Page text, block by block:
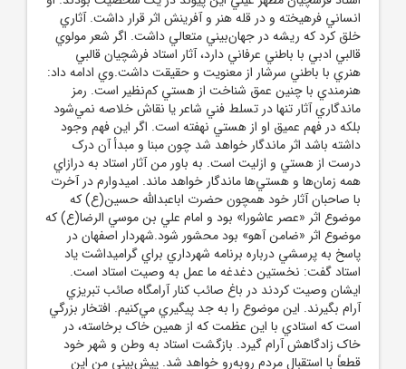
انساني فرهيخته و در قله هنر و آفرينش اثر قرار داشت. آثاري
خلق کرد که ريشه در جهان‌بيني متعالي داشت. اگر شعر مولوي
قالبي ادبي با باطني عرفاني دارد، آثار استاد فرشچيان قالبي
هنري با باطني سرشار از معنويت و حقيقت داشت.وي ادامه داد:
هنرمندي با چنين عمق شناخت از هستي کم‌نظير است. رمز
ماندگاري آثار تنها در تسلط فني شاعر يا نقاش خلاصه نمي‌شود
بلکه در فهم عميق او از هستي نهفته است. اگر اين فهم وجود
داشته باشد اثر ماندگار خواهد شد چون مبنا و مبدأ آن درک
درست از هستي و ازليت است. به باور من آثار استاد به درازاي
همه زمان‌ها و هستي‌ها ماندگار خواهد ماند. اميدوارم در آخرت
با صاحبان آثار خود همچون حضرت اباعبدالله حسين(ع) که
موضوع اثر «عصر عاشورا» بود و امام علي بن موسي الرضا(ع) که
موضوع اثر «ضامن آهو» بود محشور شود.شهردار اصفهان در
پاسخ به پرسشي درباره برنامه شهرداري براي گراميداشت ياد
استاد گفت: نخستين دغدغه ما عمل به وصيت استاد است.
ايشان وصيت کردند در باغ صائب کنار آرامگاه صائب تبريزي
آرام بگيرند. اين موضوع را به جد پيگيري مي‌کنيم. افتخار بزرگي
است که استادي با اين عظمت که از همين خاک برخاسته، در
خاک زادگاهش آرام گيرد. بازگشت استاد به وطن و شهر خود
قطعاً با استقبال مردم روبه‌رو خواهد شد. پيش‌بيني من اين